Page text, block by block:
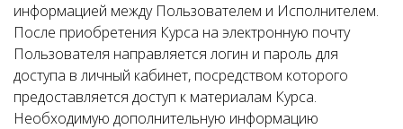
информацией между Пользователем и Исполнителем.
После приобретения Курса на электронную почту
Пользователя направляется логин и пароль для
доступа в личный кабинет, посредством которого
предоставляется доступ к материалам Курса.
Необходимую дополнительную информацию